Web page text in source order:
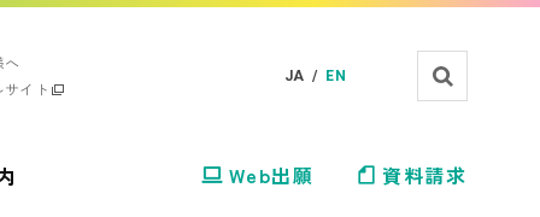
イト
JA / EN
Web出願 資料請求